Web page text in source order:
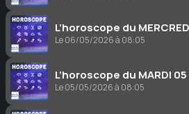
L’horoscope du
Le 06/05/2026 à 08:05
L’horoscope du MARDI
Le 05/05/2026 à 08:05